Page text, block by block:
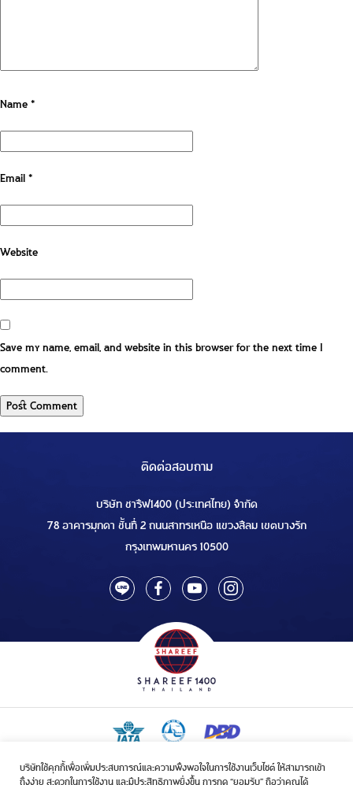
บริษัทใช้คุกกี้เพื่อเพิ่มประสบการณ์และความพึงพอใจในการใช้งานเว็บไซต์ ให้สามารถเข้า
ถึงง่าย สะดวกในการใช้งาน และมีประสิทธิภาพยิ่งขึ้น การกด “ยอมรับ” ถือว่าคุณได้
Name*
Email*
Website
Save my name, email, and website in this browser for the next time I
comment.
ติดต่อสอบถาม
บริษัท ชารีฟ1400 (ประเทศไทย) จำกัด
78 อาคารมุกดา ชั้นที่ 2 ถนนสาทรเหนือ แขวงสีลม เขตบางรัก
กรุงเทพมหานคร 10500
ใบอนุญาตเป็นผู้ประกอบกิจการรับจัดบริการขนส่งในกิจการฮัจย์เลขที่ 1/2568